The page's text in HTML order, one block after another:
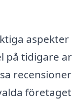
tidigare